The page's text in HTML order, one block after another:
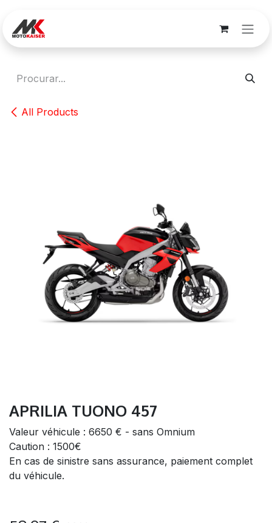
All Products
APRILIA TUONO 457
Valeur véhicule : 6650 € - sans Omnium
Caution : 1500€
En cas de sinistre sans assurance, paiement complet
du véhicule.